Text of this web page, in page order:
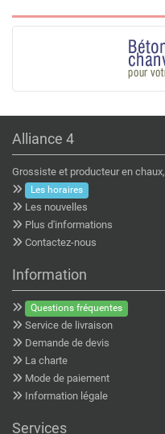
Alliance 4
Grossiste et producteur en
Les horaires
Les nouvelles
Plus d'informations
Contactez-nous
Information
Questions fréquentes
Service de livraison
Demande de devis
La charte
Mode de paiement
Information légale
Services